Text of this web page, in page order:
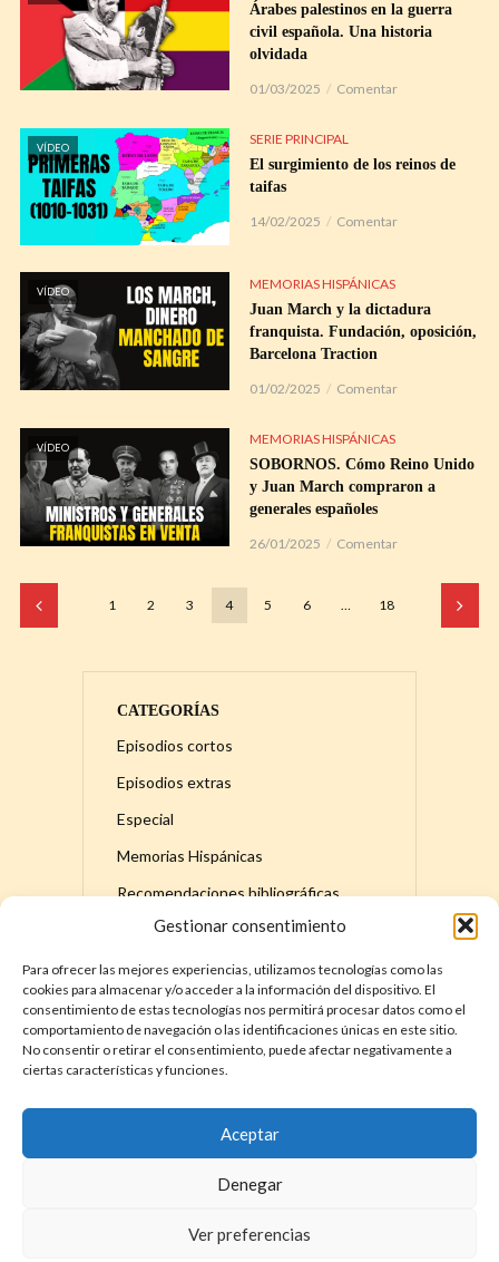
Gestionar consentimiento
Para ofrecer las mejores experiencias, utilizamos tecnologías como las
cookies para almacenar y/o acceder a la información del dispositivo. El
consentimiento de estas tecnologías nos permitirá procesar datos como el
comportamiento de navegación o las identificaciones únicas en este sitio.
No consentir o retirar el consentimiento, puede afectar negativamente a
ciertas características y funciones.
Aceptar
Denegar
Ver preferencias
Árabes palestinos en la guerra
civil española. Una historia
olvidada
01/03/2025 Comentar
VÍDEO
SERIE PRINCIPAL
El surgimiento de los reinos de
taifas
14/02/2025 Comentar
VÍDEO
MEMORIAS HISPÁNICAS
Juan March y la dictadura
franquista. Fundación, oposición,
Barcelona Traction
01/02/2025 Comentar
VÍDEO
MEMORIAS HISPÁNICAS
SOBORNOS. Cómo Reino Unido
y Juan March compraron a
generales españoles
26/01/2025 Comentar
1 2 3 4 5 6 … 18
CATEGORÍAS
Episodios cortos
Episodios extras
Especial
Memorias Hispánicas
Recomendaciones bibliográficas
Serie principal
DÓNDE ENCONTRAR LA HISTORIA DE
InstagramFacebook
COPYRIGHT © 2026. LA HISTORIA DE ESPAÑA DE DAVID COT. |